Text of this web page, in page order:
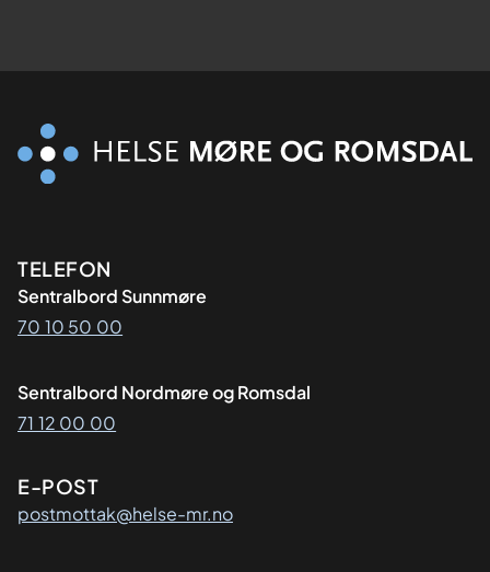
Kontaktinformasjon
TELEFON
Sentralbord Sunnmøre
70 10 50 00
Sentralbord Nordmøre og Romsdal
71 12 00 00
E-POST
postmottak@helse-mr.no